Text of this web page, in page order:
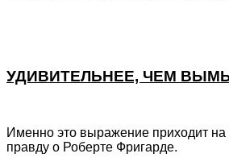
УДИВИТЕЛЬНЕЕ, ЧЕМ
Именно это выражение приходит на
правду о Роберте Фригарде.